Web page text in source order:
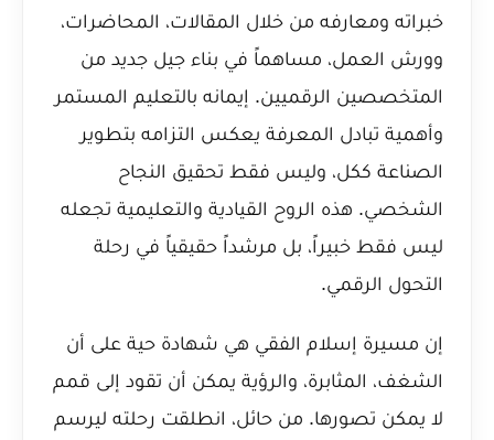
خبراته ومعارفه من خلال المقالات، المحاضرات،
وورش العمل، مساهماً في بناء جيل جديد من
المتخصصين الرقميين. إيمانه بالتعليم المستمر
وأهمية تبادل المعرفة يعكس التزامه بتطوير
الصناعة ككل، وليس فقط تحقيق النجاح
الشخصي. هذه الروح القيادية والتعليمية تجعله
ليس فقط خبيراً، بل مرشداً حقيقياً في رحلة
التحول الرقمي.
إن مسيرة إسلام الفقي هي شهادة حية على أن
الشغف، المثابرة، والرؤية يمكن أن تقود إلى قمم
لا يمكن تصورها. من حائل، انطلقت رحلته ليرسم